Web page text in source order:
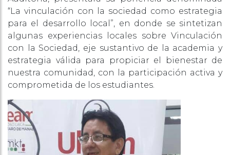
“La vinculación con la sociedad como estrategia
para el desarrollo local”, en donde se sintetizan
algunas experiencias locales sobre Vinculación
con la Sociedad, eje sustantivo de la academia y
estrategia válida para propiciar el bienestar de
nuestra comunidad, con la participación activa y
comprometida de los estudiantes.